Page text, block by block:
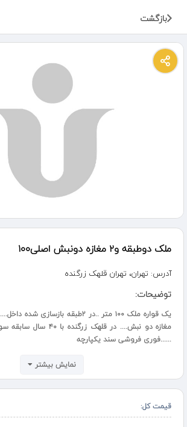
بازگشت
ملک دوطبقه و۲ مغازه دونبش اصلی۱۰۰
آدرس: تهران، تهران قلهک زرگنده
توضیحات:
یک قواره ملک ۱۰۰ متر ..در ۲طبقه
مغازه دو نبش.... در قلهک
......فوری فروشی سند یکپارچه
نمایش بیشتر
قیمت کل: